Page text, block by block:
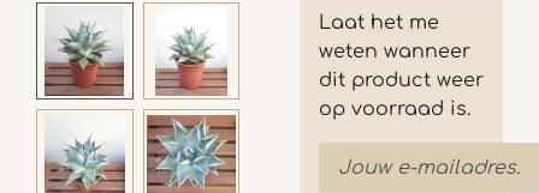
Laat het me
weten wanneer
dit product weer
op voorraad is.